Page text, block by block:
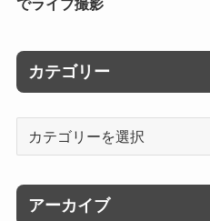
でライブ撮影
カテゴリー
リ
アーカイブ